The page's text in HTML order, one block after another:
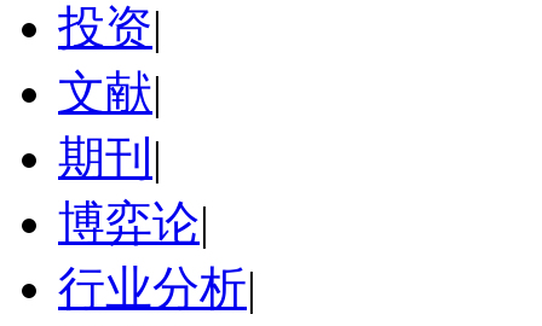
投资|
文献|
期刊 |
博弈论|
行业分析|